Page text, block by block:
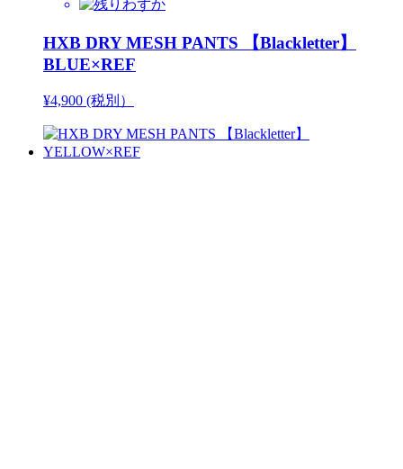
HXB DRY MESH PANTS 【Blackletter】
BLUE×REF
¥4,900 (税別）